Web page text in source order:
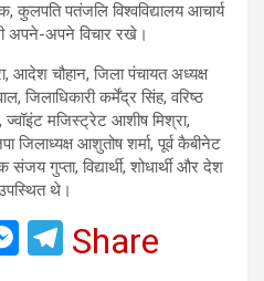
कुलपति पतंजलि विश्वविद्यालय आचार्य
अपने-अपने विचार रखे।
आदेश चौहान, जिला पंचायत अध्यक्ष
जिलाधिकारी कर्मेंद्र सिंह, वरिष्ठ
ज्वॉइंट मजिस्ट्रेट आशीष मिश्रा,
जिलाध्यक्ष आशुतोष शर्मा, पूर्व कैबीनेट
संजय गुप्ता, विद्यार्थी, शोधार्थी और देश
थे।
M T
Share